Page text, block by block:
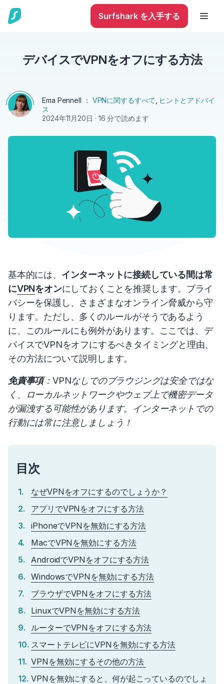
Surfshark を入手する
デバイスでVPNをオフにする方法
Ema Pennell ： VPNに関するすべて ヒントとアドバイ
ス
2024年11月20日 · 16 分で読めます
基本的には、 インターネットに接続している間は常
にVPNをオンにしておくことを推奨します。 プライ
バシーを保護し、さまざまなオンライン脅威から守
ります。ただし、多くのルールがそうであるよう
に、このルールにも例外があります。ここでは、デ
バイスでVPNをオフにするべきタイミングと理由、
その方法について説明します。
免責事項：VPNなしでのブラウジングは安全ではな
く、ローカルネットワークやウェブ上で機密データ
が漏洩する可能性があります。インターネットでの
行動には常に注意しましょう！
目次
なぜVPNをオフにするのでしょうか？
アプリでVPNをオフにする方法
iPhoneでVPNを無効にする方法
MacでVPNを無効にする方法
AndroidでVPNをオフにする方法
WindowsでVPNを無効にする方法
ブラウザでVPNをオフにする方法
LinuxでVPNを無効にする方法
ルーターでVPNをオフにする方法
スマートテレビにVPNを無効にする方法
VPNを無効にするその他の方法
VPNを無効にすると、何が起こっているのでしょ